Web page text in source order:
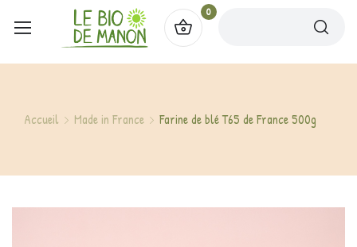
0
Accueil Made in France Farine de blé T65 de France 500g